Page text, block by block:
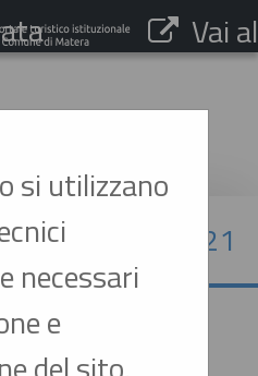
Vai al
08/2026 20:21
si utilizzano
necessari
e